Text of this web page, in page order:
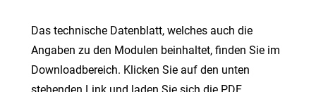
Das technische Datenblatt, welches auch die
Angaben zu den Modulen beinhaltet, finden Sie im
Downloadbereich. Klicken Sie auf den unten